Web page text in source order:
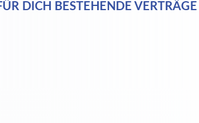
DICH BESTEHENDE